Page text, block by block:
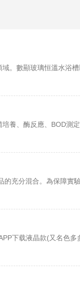
。數顯玻璃恒溫水浴
養、酶反應、BOD測
充分混合。為保障實
下载液晶款(又名色多